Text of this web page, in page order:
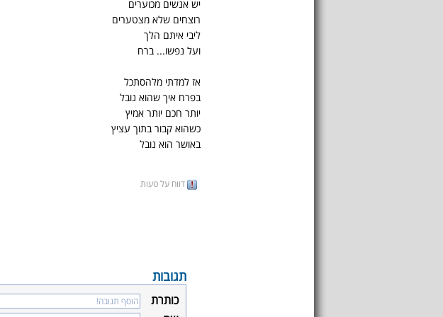
יש אנשים מכוערים
רוצחים שלא מצטערים
ליבי איתם הלך
ועל נפשו... ברח
אז למדתי מלהסתכל
בפרח איך שהוא נובל
יותר חכם יותר אמיץ
כשהוא קבור בתוך עציץ
באושר הוא נובל
דווח על טעות
תגובות
כותרת